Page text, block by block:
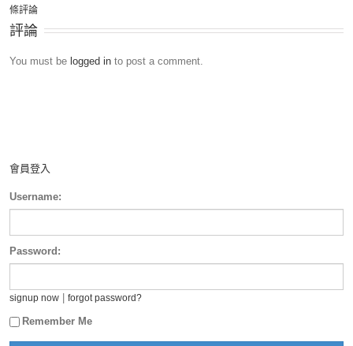
條評論
評論
You must be logged in to post a comment.
會員登入
Username:
Password:
signup now forgot password?
Remember Me